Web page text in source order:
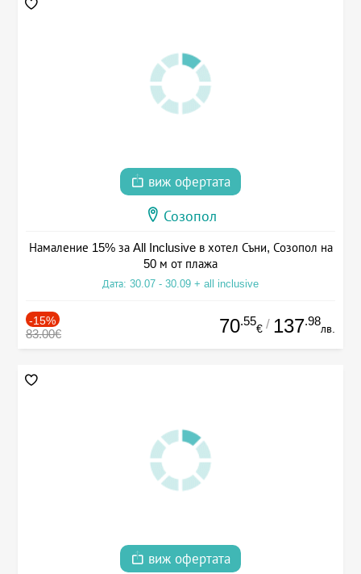
виж офертата
Созопол
Намаление 15% за All Inclusive в хотел Съни, Созопол на
50 м от плажа
Дата: 30.07 - 30.09 + all inclusive
-15%
83.00€ 70.55
€ / 137.98
лв.
виж офертата